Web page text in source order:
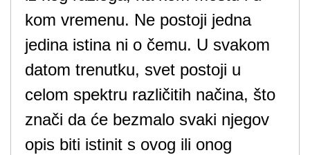
kom vremenu. Ne postoji jedna
jedina istina ni o čemu. U svakom
datom trenutku, svet postoji u
celom spektru različitih načina, što
znači da će bezmalo svaki njegov
opis biti istinit s ovog ili onog